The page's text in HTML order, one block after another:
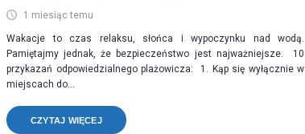
1 miesiąc temu
Wakacje to czas relaksu, słońca i wypoczynku nad wodą.
Pamiętajmy jednak, że bezpieczeństwo jest najważniejsze. 10
przykazań odpowiedzialnego plażowicza: 1. Kąp się wyłącznie w
miejscach do...
CZYTAJ WIĘCEJ